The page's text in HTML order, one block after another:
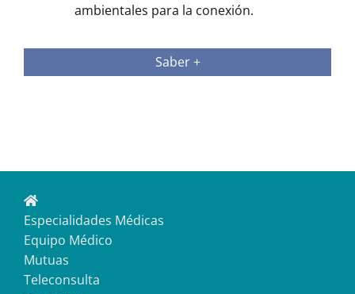
ambientales para la conexión.
Saber +
Especialidades Médicas
Equipo Médico
Mutuas
Teleconsulta